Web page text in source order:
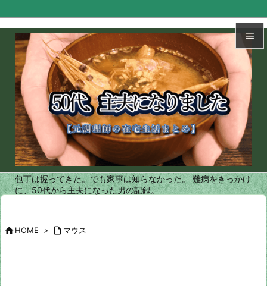


メニュ

サイド

前へ

次へ

検索
包丁は握ってきた。でも家事は知らなかった。 難病をきっかけ
に、50代から主夫になった男の記録。
HOME >  マウス